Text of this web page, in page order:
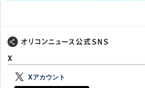
X
Xアカウント